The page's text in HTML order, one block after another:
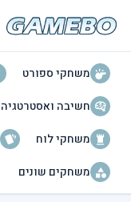
משחקי ספורט
חשיבה ואסטרטגיה
משחקי לוח
משחקים שונים